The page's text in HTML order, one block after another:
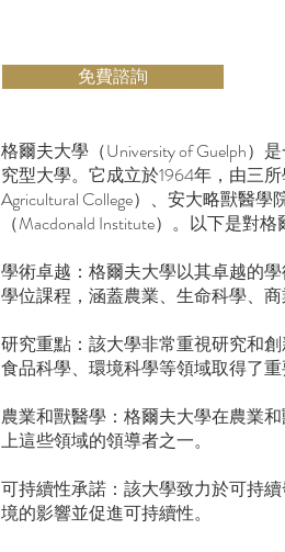
免費諮詢
格爾夫大學（University of Guelph
究型大學。它成立於1964年，由三
Agricultural College）、安大略獸醫學
（Macdonald Institute）。以下是對
學術卓越：格爾夫大學以其卓越的
學位課程，涵蓋農業、生命科學、
研究重點：該大學非常重視研究和
食品科學、環境科學等領域取得了重
農業和獸醫學：格爾夫大學在農業
上這些領域的領導者之一。
可持續性承諾：該大學致力於可持
境的影響並促進可持續性。